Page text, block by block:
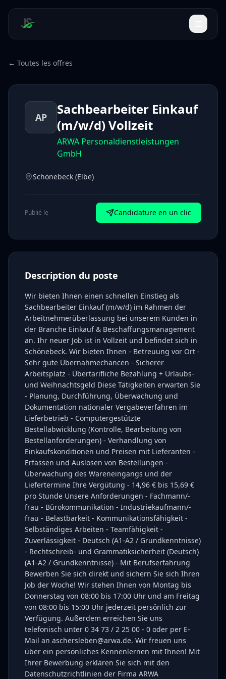
← Toutes les offres
AP
Sachbearbeiter Einkauf
(m/w/d) Vollzeit
ARWA Personaldienstleistungen
GmbH
Schönebeck (Elbe)
Publié le Candidature en un clic
Description du poste
Wir bieten Ihnen einen schnellen Einstieg als
Sachbearbeiter Einkauf (m/w/d) im Rahmen der
Arbeitnehmerüberlassung bei unserem Kunden in
der Branche Einkauf & Beschaffungsmanagement
an. Ihr neuer Job ist in Vollzeit und befindet sich in
Schönebeck. Wir bieten Ihnen - Betreuung vor Ort -
Sehr gute Übernahmechancen - Sicherer
Arbeitsplatz - Übertarifliche Bezahlung + Urlaubs-
und Weihnachtsgeld Diese Tätigkeiten erwarten Sie
- Planung, Durchführung, Überwachung und
Dokumentation nationaler Vergabeverfahren im
Lieferbetrieb - Computergestützte
Bestellabwicklung (Kontrolle, Bearbeitung von
Bestellanforderungen) - Verhandlung von
Einkaufskonditionen und Preisen mit Lieferanten -
Erfassen und Auslösen von Bestellungen -
Überwachung des Wareneingangs und der
Liefertermine Ihre Vergütung - 14,96 € bis 15,69 €
pro Stunde Unsere Anforderungen - Fachmann/-
frau - Bürokommunikation - Industriekaufmann/-
frau - Belastbarkeit - Kommunikationsfähigkeit -
Selbständiges Arbeiten - Teamfähigkeit -
Zuverlässigkeit - Deutsch (A1-A2 / Grundkenntnisse)
- Rechtschreib- und Grammatiksicherheit (Deutsch)
(A1-A2 / Grundkenntnisse) - Mit Berufserfahrung
Bewerben Sie sich direkt und sichern Sie sich Ihren
Job der Woche! Wir stehen Ihnen von Montag bis
Donnerstag von 08:00 bis 17:00 Uhr und am Freitag
von 08:00 bis 15:00 Uhr jederzeit persönlich zur
Verfügung. Außerdem erreichen Sie uns
telefonisch unter 0 34 73 / 2 25 00 - 0 oder per E-
Mail an aschersleben@arwa.de. Wir freuen uns
über ein persönliches Kennenlernen mit Ihnen! Mit
Ihrer Bewerbung erklären Sie sich mit den
Datenschutzrichtlinien der Firma ARWA